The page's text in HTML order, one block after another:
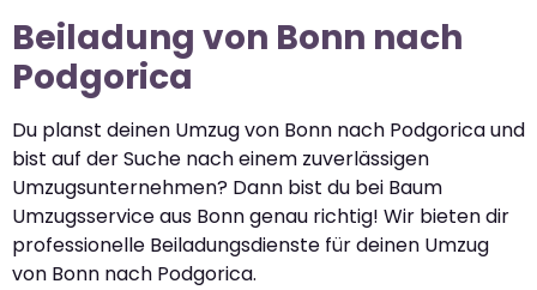
Beiladung von Bonn nach
Podgorica
Du planst deinen Umzug von Bonn nach Podgorica und
bist auf der Suche nach einem zuverlässigen
Umzugsunternehmen? Dann bist du bei Baum
Umzugsservice aus Bonn genau richtig! Wir bieten dir
professionelle Beiladungsdienste für deinen Umzug
von Bonn nach Podgorica.